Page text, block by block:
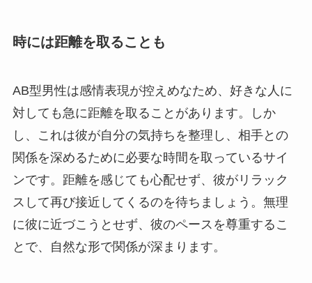
時には距離を取ることも
AB型男性は感情表現が控えめなため、好きな人に
対しても急に距離を取ることがあります。しか
し、これは彼が自分の気持ちを整理し、相手との
関係を深めるために必要な時間を取っているサイ
ンです。距離を感じても心配せず、彼がリラック
スして再び接近してくるのを待ちましょう。無理
に彼に近づこうとせず、彼のペースを尊重するこ
とで、自然な形で関係が深まります。